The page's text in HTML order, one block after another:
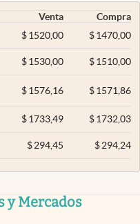
Venta
Compra
$ 1520,00 $1470,00
$ 1530,00 $1510,00
$ 1576,16 $1571,86
$ 1733,49 $1732,03
$294,45 $294,24
y Mercados